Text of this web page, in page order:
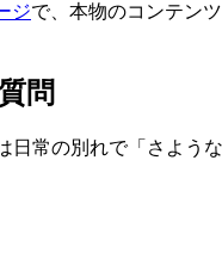
ジで、本物のコンテン
問
日常の別れで「さよう